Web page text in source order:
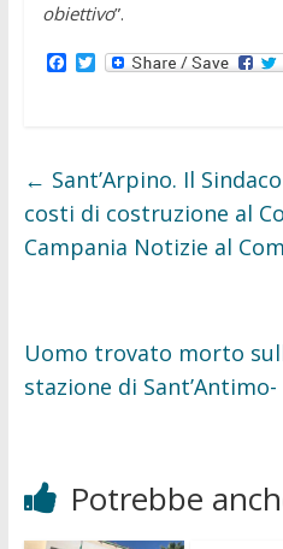
obiettivo”.
F
o
T
r
← Sant’Arpino. Il
costi di costruzione al
Campania Notizie al
Uomo trovato morto
stazione di Sant’Antimo-
Potrebbe